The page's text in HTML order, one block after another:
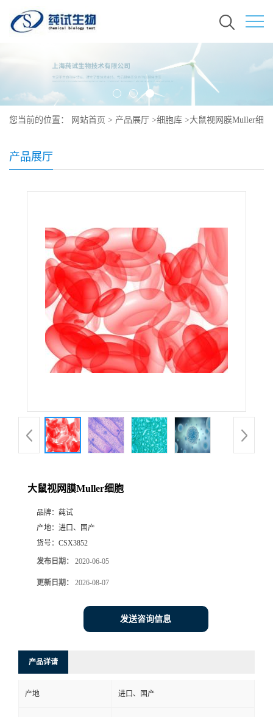
您当前的位置： 网站首页 > 产品展厅 >细胞库 >大鼠视网膜Muller细
产品展厅
大鼠视网膜Muller细胞
品牌： 莼试
产地： 进口、国产
货号： CSX3852
发布日期： 2020-06-05
更新日期： 2026-08-07
发送咨询信息
产品详请
产地 进口、国产